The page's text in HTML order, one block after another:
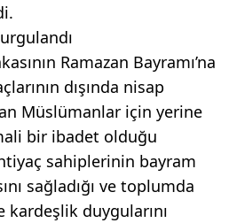
Ramazan Bayramı’na
dışında nisap
Müslümanlar için yerine
bir ibadet olduğu
sahiplerinin bayram
sağladığı ve toplumda
kardeşlik duygularını